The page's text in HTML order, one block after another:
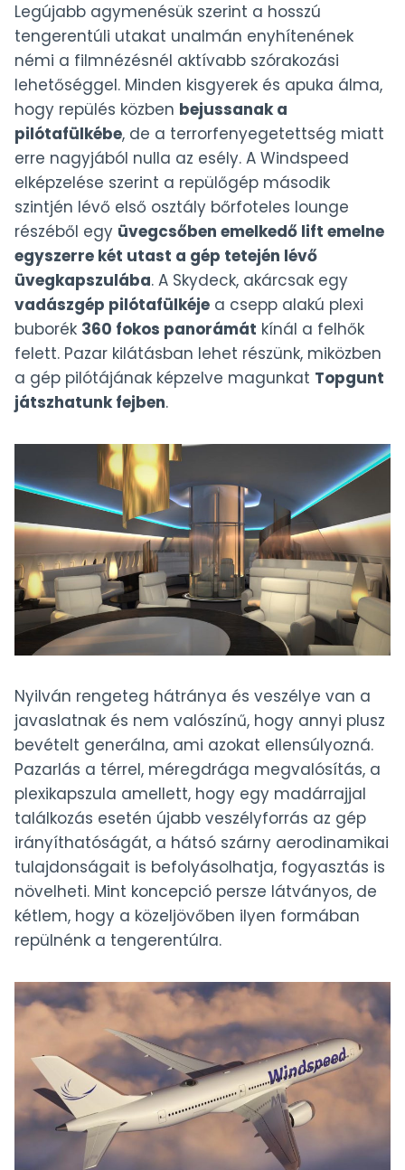
Legújabb agymenésük szerint a hosszú
tengerentúli utakat unalmán enyhítenének
némi a filmnézésnél aktívabb szórakozási
lehetőséggel. Minden kisgyerek és apuka álma,
hogy repülés közben bejussanak a
pilótafülkébe, de a terrorfenyegetettség miatt
erre nagyjából nulla az esély. A Windspeed
elképzelése szerint a repülőgép második
szintjén lévő első osztály bőrfoteles lounge
részéből egy üvegcsőben emelkedő lift emelne
egyszerre két utast a gép tetején lévő
üvegkapszulába. A Skydeck, akárcsak egy
vadászgép pilótafülkéje a csepp alakú plexi
buborék 360 fokos panorámát kínál a felhők
felett. Pazar kilátásban lehet részünk, miközben
a gép pilótájának képzelve magunkat Topgunt
játszhatunk fejben.
Nyilván rengeteg hátránya és veszélye van a
javaslatnak és nem valószínű, hogy annyi plusz
bevételt generálna, ami azokat ellensúlyozná.
Pazarlás a térrel, méregdrága megvalósítás, a
plexikapszula amellett, hogy egy madárrajjal
találkozás esetén újabb veszélyforrás az gép
irányíthatóságát, a hátsó szárny aerodinamikai
tulajdonságait is befolyásolhatja, fogyasztás is
növelheti. Mint koncepció persze látványos, de
kétlem, hogy a közeljövőben ilyen formában
repülnénk a tengerentúlra.